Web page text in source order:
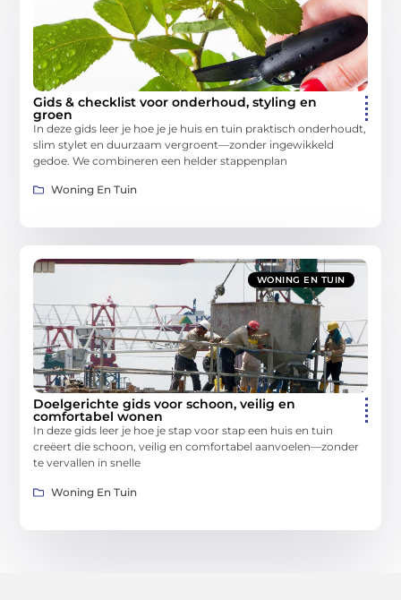
Gids & checklist voor onderhoud, styling en
groen
In deze gids leer je hoe je je huis en tuin praktisch onderhoudt,
slim stylet en duurzaam vergroent—zonder ingewikkeld
gedoe. We combineren een helder stappenplan
Woning En Tuin
WONING EN TUIN
Doelgerichte gids voor schoon, veilig en
comfortabel wonen
In deze gids leer je hoe je stap voor stap een huis en tuin
creëert die schoon, veilig en comfortabel aanvoelen—zonder
te vervallen in snelle
Woning En Tuin